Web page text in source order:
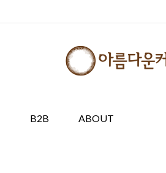
B2B ABOUT